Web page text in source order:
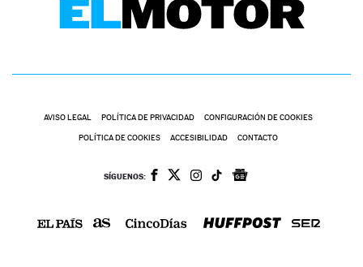
AVISO LEGAL POLÍTICA DE PRIVACIDAD CONFIGURACIÓN DE COOKIES
POLÍTICA DE COOKIES ACCESIBILIDAD CONTACTO
SÍGUENOS: